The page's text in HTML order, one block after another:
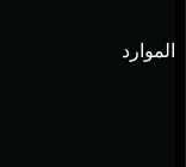
الموارد